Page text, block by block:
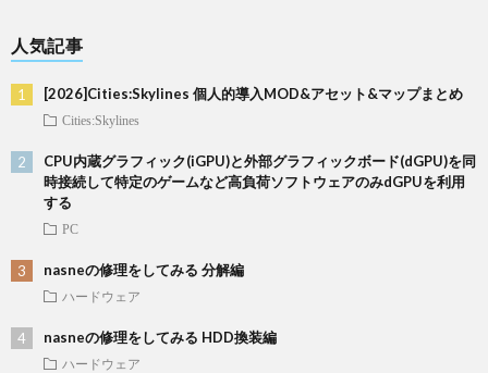
人気記事
[2026]Cities:Skylines 個人的導入MOD&アセット&マップまとめ
Cities:Skylines
CPU内蔵グラフィック(iGPU)と外部グラフィックボード(dGPU)を同
時接続して特定のゲームなど高負荷ソフトウェアのみdGPUを利用
する
PC
nasneの修理をしてみる 分解編
ハードウェア
nasneの修理をしてみる HDD換装編
ハードウェア